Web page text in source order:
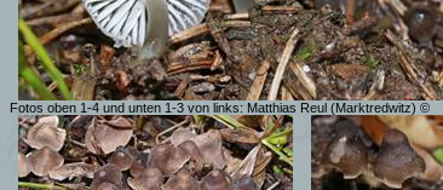
Fotos oben 1-4 und unten 1-3 von links: Matthias Reul (Marktredwitz) ©